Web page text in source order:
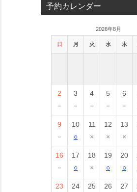
予約カレンダー
2026年8月
日 月 火 水 木
2
－
3
－
4
－
5
－
6
－
9
－
10
○
11
×
12
×
13
×
16
－
17
○
18
×
19
○
20
○
23
24
25
26
27